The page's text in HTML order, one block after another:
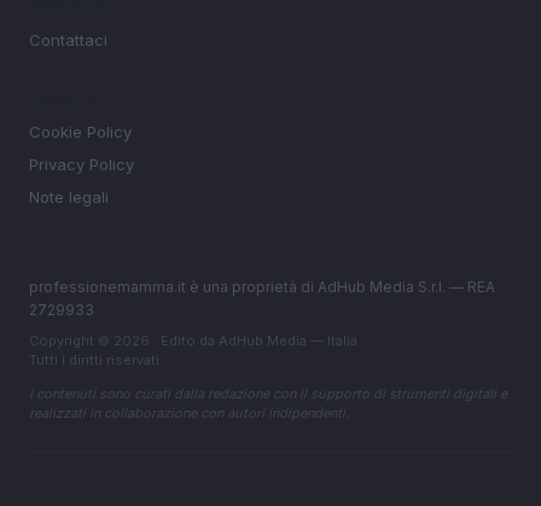
Contattaci
Cookie Policy
Privacy Policy
Note legali
professionemamma.it è una proprietà di AdHub Media S.r.l. — REA
2729933
Copyright © 2026 · Edito da AdHub Media — Italia
Tutti i diritti riservati
I contenuti sono curati dalla redazione con il supporto di strumenti digitali e
realizzati in collaborazione con autori indipendenti.